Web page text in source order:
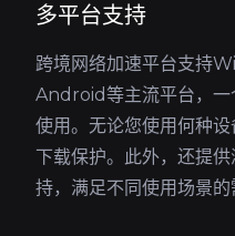
多平台支持
跨境网络加速平台支持
Android等主流平台，一
使用。无论您使用何种
下载保护。此外，还提
持，满足不同使用场景的